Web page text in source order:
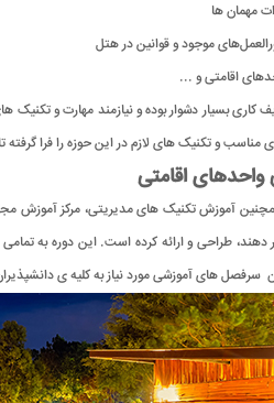
مهمان ها
موجود و قوانین در هتل
اقامتی و ...
کاری بسیار دشوار بوده و نیازمند مهارت و
مناسب و تکنیک های لازم در این حوزه را فرا
اقامتی
آموزش تکنیک های مدیریتی، مرکز آموزش
دهند، طراحی و ارائه کرده است. این دوره به
سرفصل های آموزشی مورد نیاز به کلیه ی